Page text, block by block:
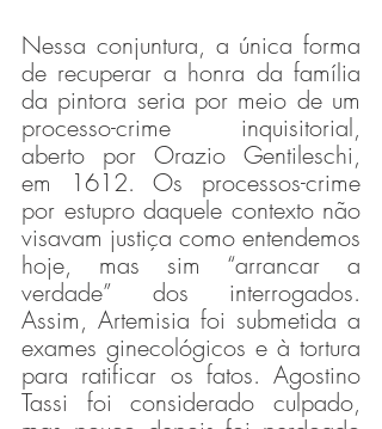
Nessa conjuntura, a única forma
de recuperar a honra da família
da pintora seria por meio de um
processo-crime inquisitorial,
aberto por Orazio Gentileschi,
em 1612. Os processos-crime
por estupro daquele contexto não
visavam justiça como entendemos
hoje, mas sim “arrancar a
verdade” dos interrogados.
Assim, Artemisia foi submetida a
exames ginecológicos e à tortura
para ratificar os fatos. Agostino
Tassi foi considerado culpado,